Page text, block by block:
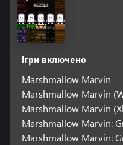
Ігри включено
Marshmallow Marvin
Marshmallow Marvin
Marshmallow Marvin
Marshmallow Marvin:
Marshmallow Marvin: